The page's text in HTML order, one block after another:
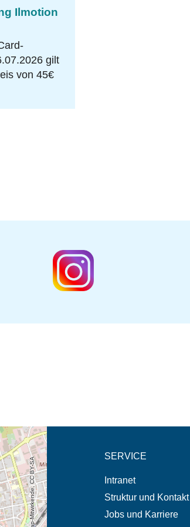
Ilmotion
gilt
von 45€
neuem
SERVICE
Intranet
Struktur und Kontakt
Jobs und Karriere